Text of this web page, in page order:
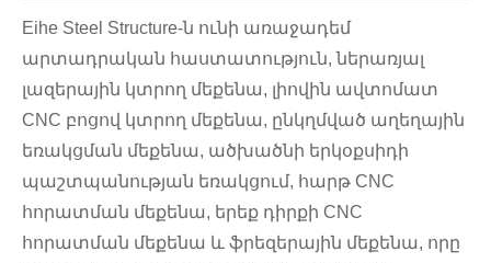
Eihe Steel Structure-ն ունի առաջադեմ
արտադրական հաստատություն, ներառյալ
լազերային կտրող մեքենա, լիովին ավտոմատ
CNC բոցով կտրող մեքենա, ընկղմված աղեղային
եռակցման մեքենա, ածխածնի երկօքսիդի
պաշտպանության եռակցում, հարթ CNC
հորատման մեքենա, երեք դիրքի CNC
հորատման մեքենա և ֆրեզերային մեքենա, որը